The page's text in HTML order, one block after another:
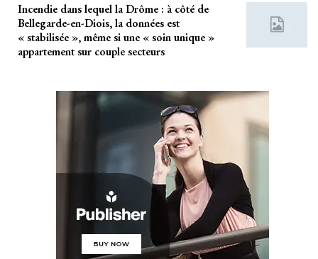
Incendie dans lequel la Drôme : à côté de
Bellegarde-en-Diois, la données est
« stabilisée », même si une « soin unique »
appartement sur couple secteurs